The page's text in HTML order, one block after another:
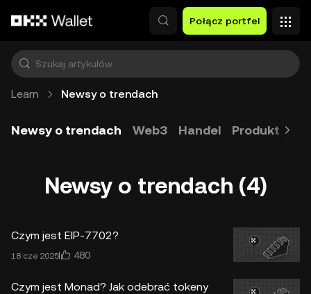
Połącz portfel
Learn Newsy o trendach
Newsy o trendach Web3 Handel Produkt
Newsy o trendach (4)
Czym jest EIP-7702?
18 cze 2025 480
Czym jest Monad? Jak odebrać tokeny